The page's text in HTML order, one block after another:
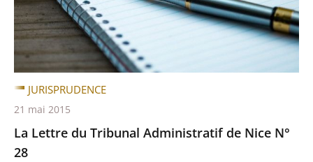
La Lettre du Tribunal Administratif de Nice N°
28
JURISPRUDENCE
21 mai 2015